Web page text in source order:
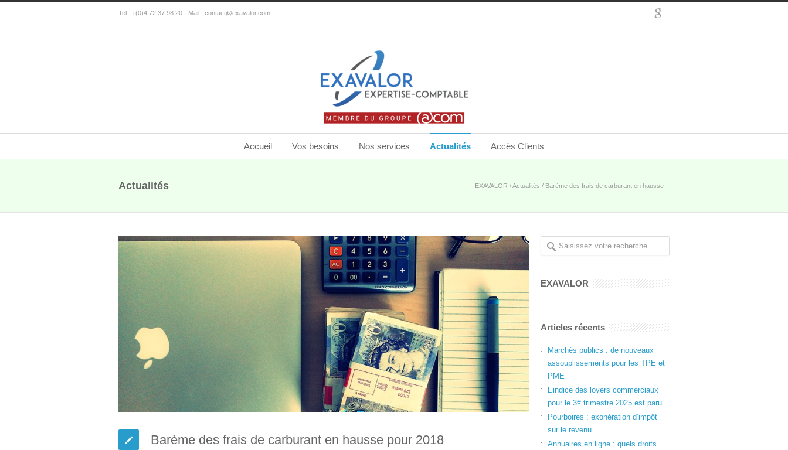
Tel : +(0)4 72 37 98 20 - Mail : contact@exavalor.com
Accueil Vos besoins Nos services Actualités Accès Clients
Actualités EXAVALOR /Actualités / Barème des frais de carburant en hausse
pour 2018
Barème des frais de carburant en hausse pour 2018
EXAVALOR
Articles récents
Marchés publics : de nouveaux
assouplissements pour les TPE et
PME
L’indice des loyers commerciaux
pour le 3e trimestre 2025 est paru
Pourboires : exonération d’impôt
sur le revenu
Annuaires en ligne : quels droits